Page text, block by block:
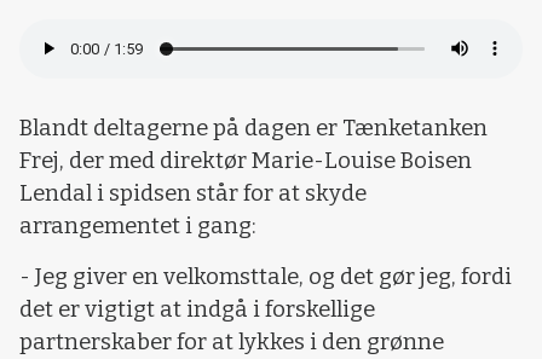
Blandt deltagerne på dagen er Tænketanken
Frej, der med direktør Marie-Louise Boisen
Lendal i spidsen står for at skyde
arrangementet i gang:
- Jeg giver en velkomsttale, og det gør jeg, fordi
det er vigtigt at indgå i forskellige
partnerskaber for at lykkes i den grønne